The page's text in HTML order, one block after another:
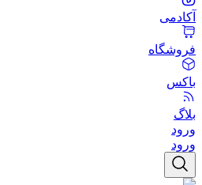
آکادمی
فروشگاه
باکس
بلاگ
ورود
ورود